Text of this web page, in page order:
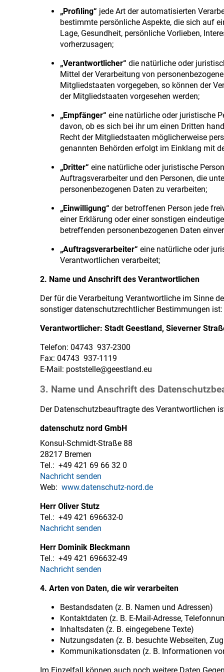
„Profiling“ jede Art der automatisierten
bestimmte persönliche Aspekte, die sich auf
Lage, Gesundheit, persönliche Vorlieben,
vorherzusagen;
„Verantwortlicher“ die natürliche oder
Mittel der Verarbeitung von
Mitgliedstaaten vorgegeben, so können der
der Mitgliedstaaten vorgesehen werden;
„Empfänger“ eine natürliche oder juristische
davon, ob es sich bei ihr um einen Dritten
Recht der Mitgliedstaaten möglicherweise
genannten Behörden erfolgt im Einklang mit
„Dritter“ eine natürliche oder juristische
Auftragsverarbeiter und den Personen, die
personenbezogenen Daten zu verarbeiten;
„Einwilligung“ der betroffenen Person jede
einer Erklärung oder einer sonstigen
betreffenden personenbezogenen Daten
„Auftragsverarbeiter“ eine natürliche oder
Verantwortlichen verarbeitet;
2. Name und Anschrift des Verantwortlichen
Der für die Verarbeitung Verantwortliche im Sinne
sonstiger datenschutzrechtlicher Bestimmungen ist:
Verantwortlicher: Stadt Geestland, Sieverner
Telefon: 04743 937-2300
Fax: 04743 937-1119
E-Mail: poststelle@geestland.eu
3. Name und Anschrift des
Der Datenschutzbeauftragte des Verantwortlichen
datenschutz nord GmbH
Konsul-Schmidt-Straße 88
28217 Bremen
Tel.: +49 421 69 66 32 0
Nachricht senden
Web: www.datenschutz-nord.de
Herr Oliver Stutz
Tel.: +49 421 696632-0
Nachricht senden
Herr Dominik Bleckmann
Tel.: +49 421 696632-49
Nachricht senden
4. Arten von Daten, die wir verarbeiten
Bestandsdaten (z. B. Namen und Adressen)
Kontaktdaten (z. B. E-Mail-Adresse,
Inhaltsdaten (z. B. eingegebene Texte)
Nutzungsdaten (z. B. besuchte Webseiten,
Kommunikationsdaten (z. B. Informationen